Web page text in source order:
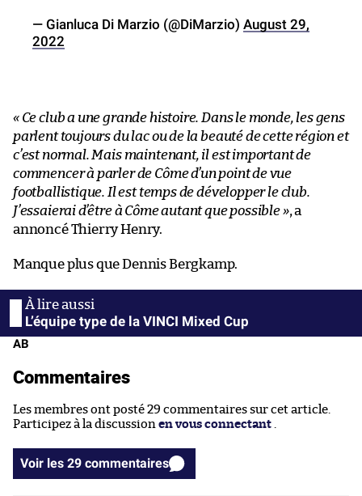
— Gianluca Di Marzio (@DiMarzio) August 29,
2022
« Ce club a une grande histoire. Dans le monde, les gens
parlent toujours du lac ou de la beauté de cette région et
c’est normal. Mais maintenant, il est important de
commencer à parler de Côme d’un point de vue
footballistique. Il est temps de développer le club.
J’essaierai d’être à Côme autant que possible », a
annoncé Thierry Henry.
Manque plus que Dennis Bergkamp.
L’équipe type de la VINCI Mixed Cup
AB
Commentaires
Les membres ont posté 29 commentaires sur cet article.
Participez à la discussion en vous connectant
Voir les 29 commentaires